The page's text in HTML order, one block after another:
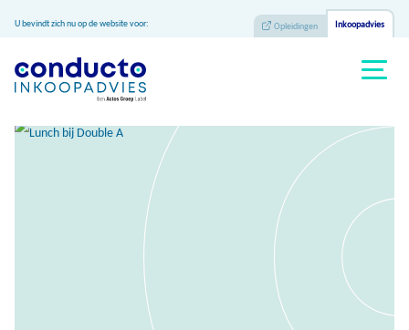
U bevindt zich nu op de website voor: Opleidingen Inkoopadvies